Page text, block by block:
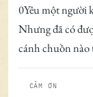
0Yêu một người
Nhưng đã có
cánh chuồn nào
CẢM ƠN